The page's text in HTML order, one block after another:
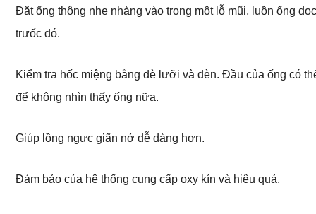
Đặt ống thông nhẹ nhàng vào trong một lỗ mũi, luồn ống
trưốc đó.
Kiểm tra hốc miệng bằng đè lưỡi và đèn. Đầu của ống có
để không nhìn thấy ống nữa.
Giúp lồng ngực giãn nở dễ dàng hơn.
Đảm bảo của hệ thống cung cấp oxy kín và hiệu quả.